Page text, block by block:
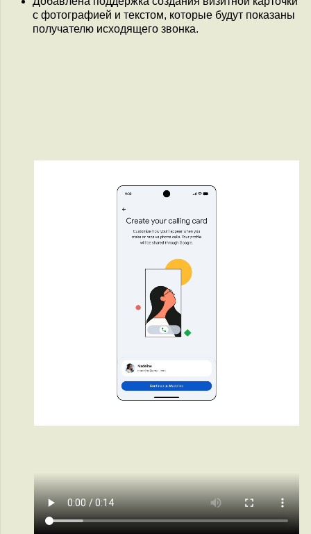
с фотографией и текстом, которые будут показаны
получателю исходящего звонка.